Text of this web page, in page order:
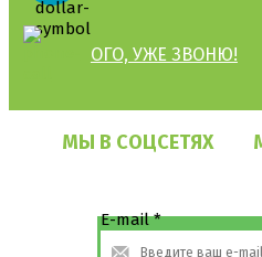
ОГО, УЖЕ ЗВОНЮ!
МЫ В СОЦСЕТЯХ
E-mail*